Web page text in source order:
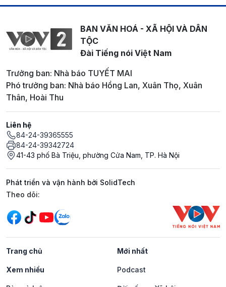
BAN VĂN HOÁ - XÃ HỘI VÀ DÂN
TỘC
Đài Tiếng nói Việt Nam
Trưởng ban: Nhà báo TUYẾT MAI
Phó trưởng ban: Nhà báo Hồng Lan, Xuân Thọ, Xuân
Thân, Hoài Thu
Liên hệ
84-24-39365555
84-24-39342724
41-43 phố Bà Triệu, phường Cửa Nam, TP. Hà Nội
Phát triển và vận hành bởi SolidTech
Mạng xã hội
Theo dõi:
Trang chủ Mới nhất
Xem nhiều Podcast